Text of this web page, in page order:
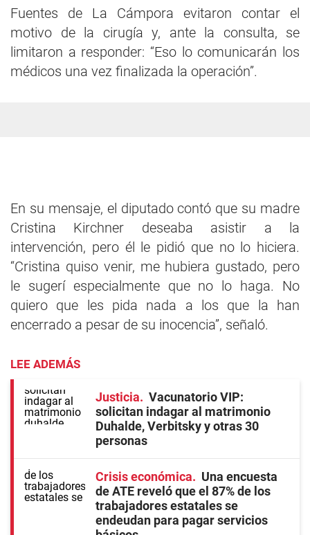
Fuentes de La Cámpora evitaron contar el
motivo de la cirugía y, ante la consulta, se
limitaron a responder: “Eso lo comunicarán los
médicos una vez finalizada la operación”.
En su mensaje, el diputado contó que su madre
Cristina Kirchner deseaba asistir a la
intervención, pero él le pidió que no lo hiciera.
“Cristina quiso venir, me hubiera gustado, pero
le sugerí especialmente que no lo haga. No
quiero que les pida nada a los que la han
encerrado a pesar de su inocencia”, señaló.
LEE ADEMÁS
Justicia
Vacunatorio VIP:
solicitan indagar al matrimonio
Duhalde, Verbitsky y otras 30
personas
Crisis económica
Una encuesta
de ATE reveló que el 87% de los
trabajadores estatales se
endeudan para pagar servicios